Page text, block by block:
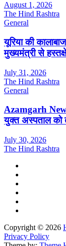
August 1, 2026
The Hind Rashtra
General
यूरिया की
मुख्यमंत्री से
July 31, 2026
The Hind Rashtra
General
Azamgarh News
युक्त अस्पताल को
July 30, 2026
The Hind Rashtra
Copyright © 2026
Privacy Policy